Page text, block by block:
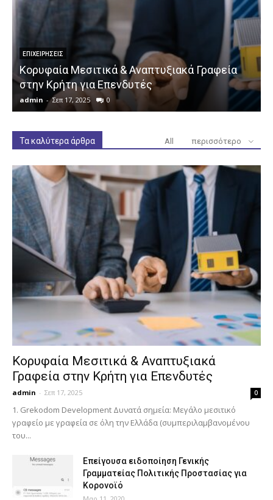
ΕΠΙΧΕΙΡΉΣΕΙΣ
Κορυφαία Μεσιτικά & Αναπτυξιακά Γραφεία
στην Κρήτη για Επενδυτές
admin - Σεπ 17, 2025 0
Τα καλύτερα άρθρα All περισσότερο
Κορυφαία Μεσιτικά & Αναπτυξιακά
Γραφεία στην Κρήτη για Επενδυτές
admin - Σεπ 17, 2025 0
1. Grekodom Development Δυνατά σημεία: Μεγάλο μεσιτικό
γραφείο με γραφεία σε όλη την Ελλάδα (συμπεριλαμβανομένου
του...
Επείγουσα ειδοποίηση Γενικής
Γραμματείας Πολιτικής Προστασίας για
Κορονοϊό